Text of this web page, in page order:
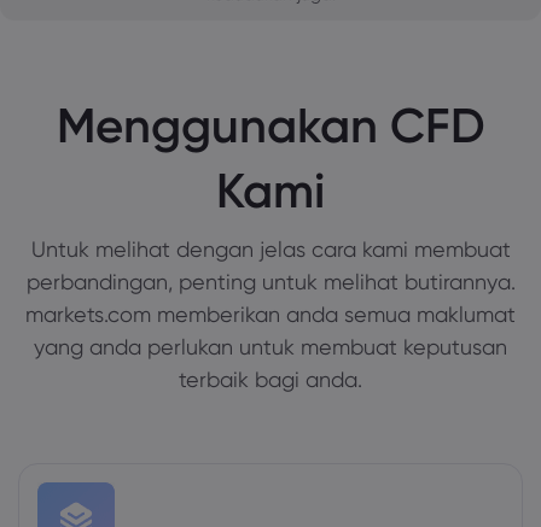
Menggunakan CFD
Kami
Untuk melihat dengan jelas cara kami membuat
perbandingan, penting untuk melihat butirannya.
markets.com memberikan anda semua maklumat
yang anda perlukan untuk membuat keputusan
terbaik bagi anda.